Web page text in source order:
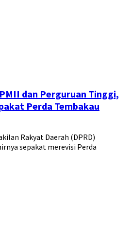
dan Perguruan Tinggi,
Perda Tembakau
Rakyat Daerah (DPRD)
sepakat merevisi Perda